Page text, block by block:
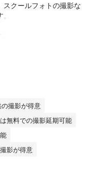
スクールフォトの撮影な
り自然な表情が引き出
影のご相談も承りま
企業様からの撮影のご
よろしくお願いいたし
ともに対応可能です。
の撮影が得意
無料での撮影延期可能
影が得意